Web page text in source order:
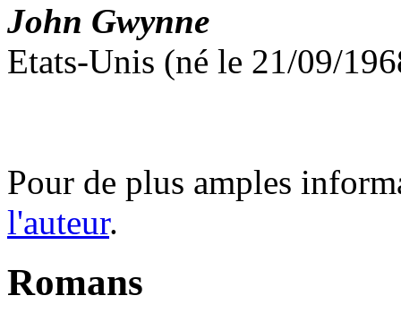
John Gwynne
Etats-Unis (né le 21/09/
Pour de plus amples
l'auteur.
Romans